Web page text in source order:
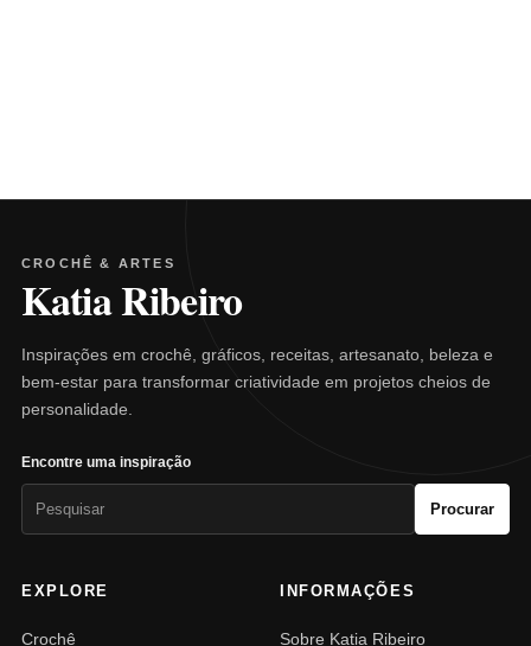
CROCHÊ & ARTES
Katia Ribeiro
Inspirações em crochê, gráficos, receitas, artesanato, beleza e
bem-estar para transformar criatividade em projetos cheios de
personalidade.
Encontre uma inspiração
Procurar
EXPLORE
Crochê
INFORMAÇÕES
Sobre Katia Ribeiro